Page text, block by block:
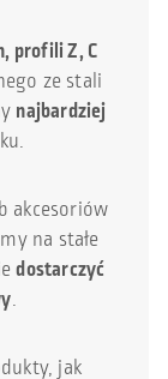
profili Z, C
ze stali
najbardziej
akcesoriów
na stałe
dostarczyć
.
jak